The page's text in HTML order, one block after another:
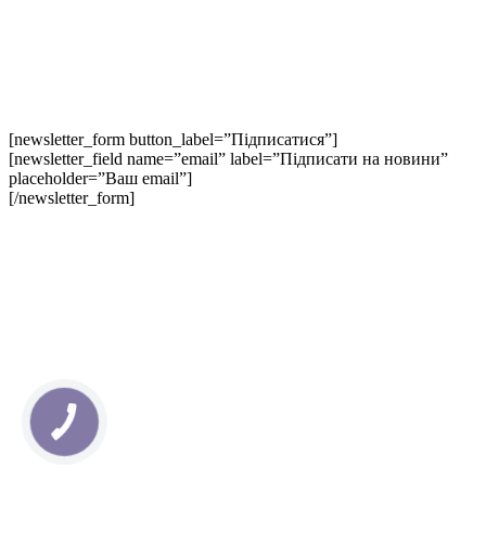
[newsletter_form button_label=”Підписатися”]
[newsletter_field name=”email” label=”Підписати на новини”
placeholder=”Ваш email”]
[/newsletter_form]